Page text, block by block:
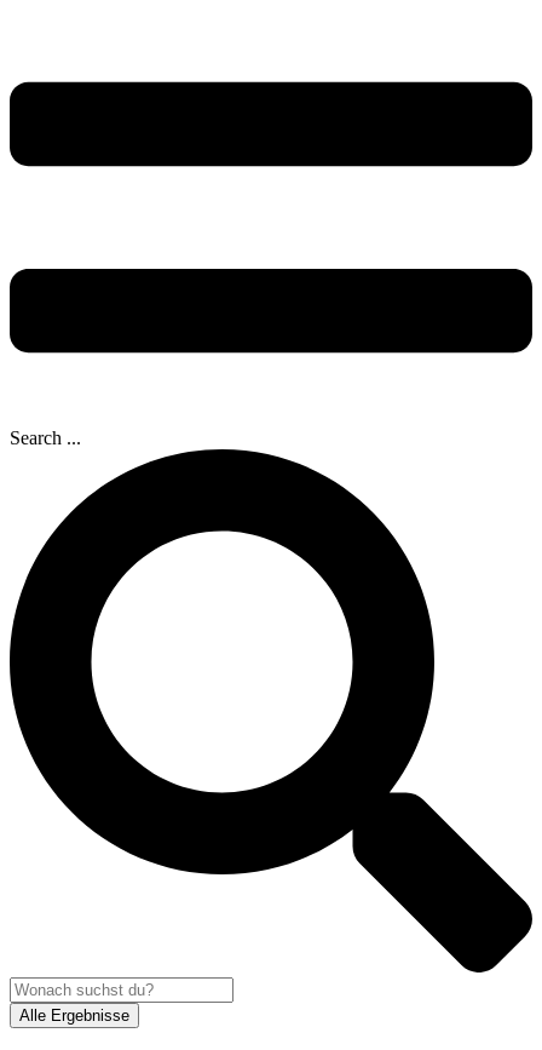
Search ...
Alle Ergebnisse